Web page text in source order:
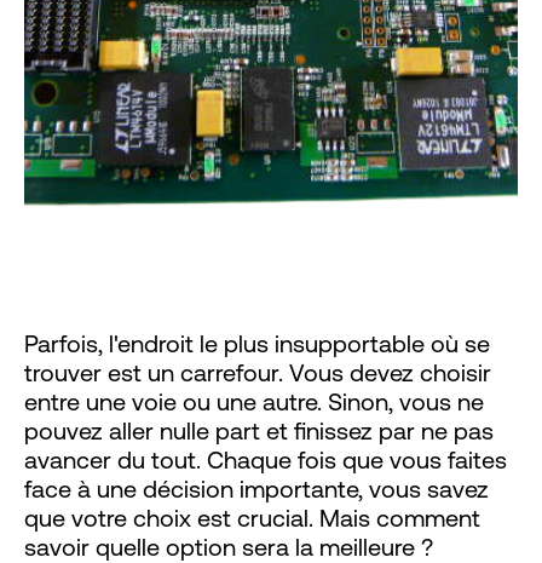
Parfois, l'endroit le plus insupportable où se
trouver est un carrefour. Vous devez choisir
entre une voie ou une autre. Sinon, vous ne
pouvez aller nulle part et finissez par ne pas
avancer du tout. Chaque fois que vous faites
face à une décision importante, vous savez
que votre choix est crucial. Mais comment
savoir quelle option sera la meilleure ?